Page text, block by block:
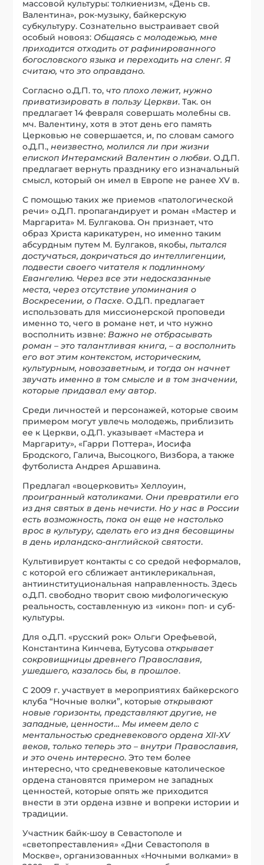
массовой культуры: толкиенизм, «День св.
Валентина», рок-музыку, байкерскую
субкультуру. Сознательно выстраивает свой
особый новояз: Общаясь с молодежью, мне
приходится отходить от рафинированного
богословского языка и переходить на сленг. Я
считаю, что это оправдано.
Согласно о.Д.П. то,что плохо лежит, нужно
приватизировать в пользу Церкви. Так. он
предлагает 14 февраля совершать молебны св.
мч. Валентину, хотя в этот день его память
Церковью не совершается, и, по словам самого
о.Д.П.,неизвестно, молился ли при жизни
епископ Интерамский Валентин о любви. О.Д.П.
предлагает вернуть празднику его изначальный
смысл, который он имел в Европе не ранее XV в.
С помощью таких же приемов «патологической
речи» о.Д.П. пропагандирует и роман «Мастер и
Маргарита» М. Булгакова. Он признает, что
образ Христа карикатурен, но именно таким
абсурдным путем М. Булгаков, якобы,пытался
достучаться, докричаться до интеллигенции,
подвести своего читателя к подлинному
Евангелию. Через все эти недосказанные
места, через отсутствие упоминания о
Воскресении, о Пасхе. О.Д.П. предлагает
использовать для миссионерской проповеди
именно то, чего в романе нет, и что нужно
восполнить извне:Важно не отбрасывать
роман – это талантливая книга, – а восполнить
его вот этим контекстом, историческим,
культурным, новозаветным, и тогда он начнет
звучать именно в том смысле и в том значении,
которые придавал ему автор.
Среди личностей и персонажей, которые своим
примером могут увлечь молодежь, приблизить
ее к Церкви, о.Д.П. указывает «Мастера и
Маргариту», «Гарри Поттера», Иосифа
Бродского, Галича, Высоцкого, Визбора, а также
футболиста Андрея Аршавина.
Предлагал «воцерковить» Хеллоуин,
проигранный католиками. Они превратили его
из дня святых в день нечисти. Но у нас в России
есть возможность, пока он еще не настолько
врос в культуру, сделать его из дня бесовщины
в день ирландско-английской святости.
Культивирует контакты с со средой неформалов,
с которой его сближает антиклерикальная,
антиинституциональная направленность. Здесь
о.Д.П. свободно творит свою мифологическую
реальность, составленную из «икон» поп- и суб-
культуры.
Для о.Д.П. «русский рок» Ольги Орефьевой,
Константина Кинчева, Бутусоваоткрывает
сокровищницы древнего Православия,
ушедшего, казалось бы, в прошлое.
С 2009 г. участвует в мероприятиях байкерского
клуба “Ночные волки”, которыеоткрывают
новые горизонты, представляют другие, не
западные, ценности… Мы имеем дело с
ментальностью средневекового ордена XII-XV
веков, только теперь это – внутри Православия,
и это очень интересно. Это тем более
интересно, что средневековые католическое
ордена становятся примером не западных
ценностей, которые опять же приходится
внести в эти ордена извне и вопреки истории и
традиции.
Участник байк-шоу в Севастополе и
«светопреставления» «Дни Севастополя в
Москве», организованных «Ночными волками» в